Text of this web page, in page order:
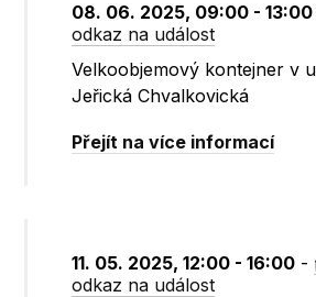
08. 06. 2025, 09:00 - 13:00
odkaz na událost
Velkoobjemový kontejner v
Jeřická Chvalkovická
Přejít na více informací
11. 05. 2025, 12:00 - 16:00 -
odkaz na událost